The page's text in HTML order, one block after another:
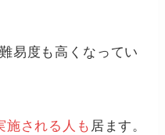
易度も高くなってい
施される人も 居ます。